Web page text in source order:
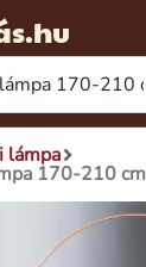
lámpa
170-210 cm